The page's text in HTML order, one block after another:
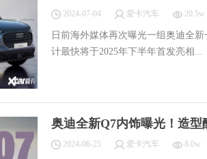
2024-07-04 爱卡汽车 20.5w
日前海外媒体再次曝光一组奥迪全
计最快将于2025年下半年首发亮相...
奥迪全新Q7内饰曝光！造
2024-06-25 爱卡汽车 8.0w